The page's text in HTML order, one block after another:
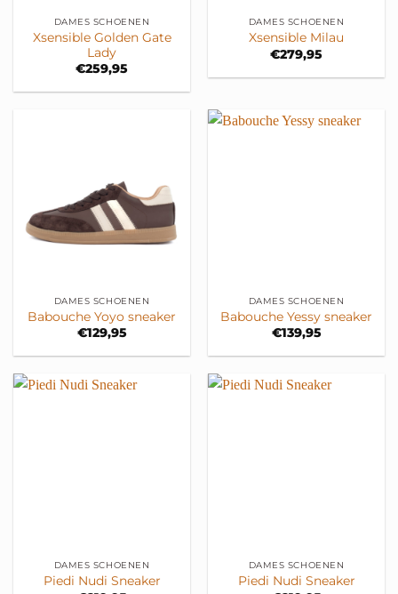
DAMES SCHOENEN
Xsensible Golden Gate
Lady
€259,95
DAMES SCHOENEN
Xsensible Milau
€279,95
DAMES SCHOENEN
Babouche Yoyo sneaker
€129,95
DAMES SCHOENEN
Babouche Yessy sneaker
€139,95
DAMES SCHOENEN
Piedi Nudi Sneaker
DAMES SCHOENEN
Piedi Nudi Sneaker